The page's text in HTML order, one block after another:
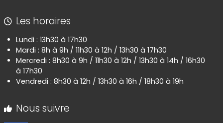
Les horaires
Lundi : 13h30 à 17h30
Mardi : 8h à 9h / 11h30 à 12h / 13h30 à 17h30
Mercredi : 8h30 à 9h / 11h30 à 12h / 13h30 à 14h / 16h30
à 17h30
Vendredi : 8h30 à 12h / 13h30 à 16h / 18h30 à 19h
Nous suivre